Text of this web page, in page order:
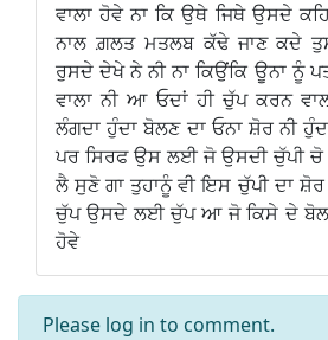
ਵਾਲਾ ਹੋਵੇ ਨਾ ਕਿ ਉਥੇ ਜਿਥੇ ਉਸਦੇ
ਨਾਲ ਗ਼ਲਤ ਮਤਲਬ ਕੱਢੇ ਜਾਣ ਕਦੇ
ਰੁਸਦੇ ਦੇਖੇ ਨੇ ਨੀ ਨਾ ਕਿਉਂਕਿ ਊਨਾ ਨੂੰ
ਵਾਲਾ ਨੀ ਆ ਓਦਾਂ ਹੀ ਚੁੱਪ ਕਰਨ
ਲੰਗਦਾ ਹੁੰਦਾ ਬੋਲਣ ਦਾ ਓਨਾ ਸ਼ੋਰ ਨੀ
ਪਰ ਸਿਰਫ ਉਸ ਲਈ ਜੋ ਉਸਦੀ ਚੁੱਪੀ
ਲੈ ਸੁਣੋ ਗਾ ਤੁਹਾਨੂੰ ਵੀ ਇਸ ਚੁੱਪੀ ਦਾ
ਚੁੱਪ ਉਸਦੇ ਲਈ ਚੁੱਪ ਆ ਜੋ ਕਿਸੇ ਦੇ
ਹੋਵੇ
Please log in to comment.